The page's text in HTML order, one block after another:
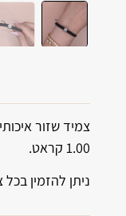
צמיד שזור
1.00 קראט.
ניתן להזמין